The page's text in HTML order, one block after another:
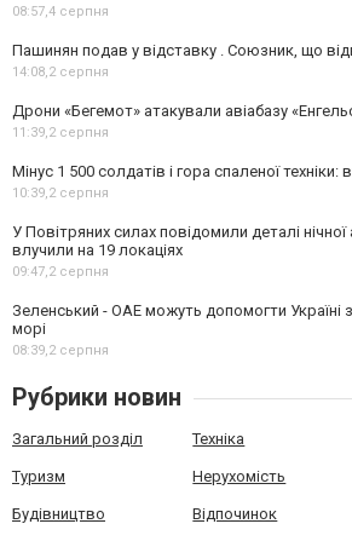
08:57,4 серпня
Пашинян подав у відставку . Союзник, що
14:08,2 серпня
Дрони «Бегемот» атакували авіабазу
11:39,2 серпня
Мінус 1 500 солдатів і гора спаленої техніки:
10:39,2 серпня
У Повітряних силах повідомили деталі
влучили на 19 локаціях
09:47,2 серпня
Зеленський - ОАЕ можуть допомогти
морі
08:39,2 серпня
Рубрики новин
Загальний розділ Техніка
Туризм Нерухомість
Будівництво Відпочинок